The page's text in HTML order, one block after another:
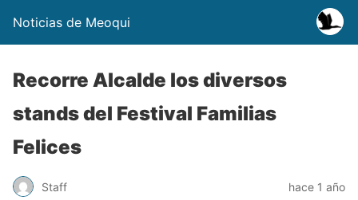
Noticias de Meoqui
Recorre Alcalde los diversos
stands del Festival Familias
Felices
Staff hace 1 año